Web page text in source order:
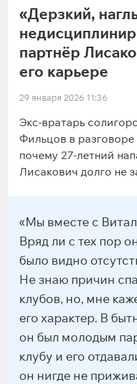
«Дерзкий,
партнёр
его карьере
29 января 2026 11:36
Экс-вратарь
Фильцов в разговоре
почему 27-летний
Лисакович долго не
«Мы вместе с
Вряд ли с тех пор
было видно
Не знаю причин
клубов, но, мне
его характер. В
он был молодым
клубу и его
он нигде не